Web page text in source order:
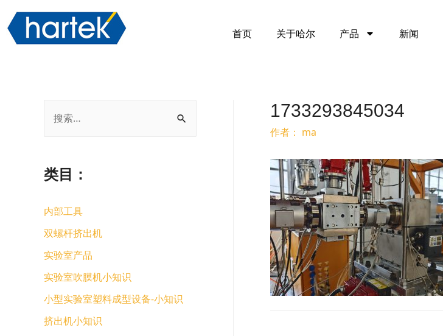
首页 关于哈尔 产品 新闻
类目：
内部工具
双螺杆挤出机
实验室产品
实验室吹膜机小知识
小型实验室塑料成型设备-小知识
挤出机小知识
1733293845034
作者： ma